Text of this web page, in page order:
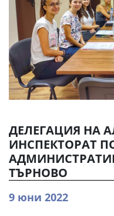
ДЕЛЕГАЦИЯ НА
ИНСПЕКТОРАТ
ТЪРНОВО
9 юни 2022